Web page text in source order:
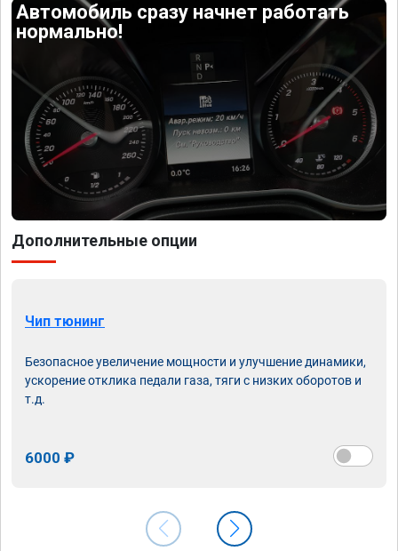
Автомобиль сразу начнет работать
нормально!
Дополнительные опции
Чип тюнинг
Безопасное увеличение мощности и улучшение динамики,
ускорение отклика педали газа, тяги с низких оборотов и
т.д.
6000 ₽